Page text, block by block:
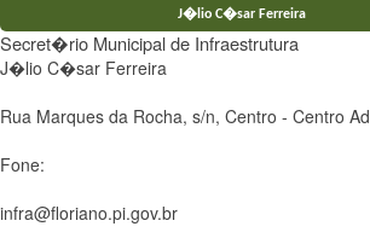
J�lio C�sar Ferreira
Secret�rio Municipal de Infraestrutura
J�lio C�sar Ferreira
Rua Marques da Rocha, s/n, Centro - Centro
Fone:
infra@floriano.pi.gov.br